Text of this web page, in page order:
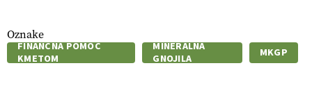
Oznake
FINANČNA POMOČ
KMETOM
MINERALNA
GNOJILA
MKGP